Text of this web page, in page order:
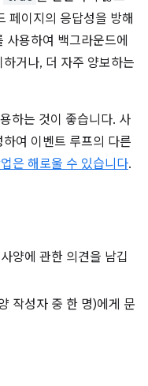
페이지의 응답성을 방해
사용하여 백그라운드에
거나, 더 자주 양보하는
하는 것이 좋습니다. 사
여 이벤트 루프의 다른
은 해로울 수 있습니다.
양에 관한 의견을 남깁
작성자 중 한 명)에게 문